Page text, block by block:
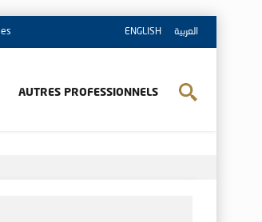
ENGLISH العربية
AUTRES PROFESSIONNELS